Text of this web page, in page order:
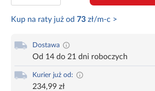
Kup na raty już od73 zł/m-c >
Dostawa
Od 14 do 21 dni roboczych
Kurier już od:
234,99 zł